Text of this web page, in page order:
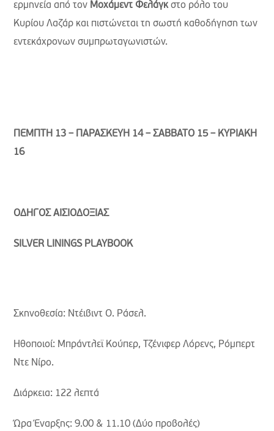
ερμηνεία από τον Μοχάμεντ Φελάγκστο ρόλο του
Κυρίου Λαζάρ και πιστώνεται τη σωστή καθοδήγηση των
εντεκάχρονων συμπρωταγωνιστών.
ΠΕΜΠΤΗ 13 – ΠΑΡΑΣΚΕΥΗ 14 – ΣΑΒΒΑΤΟ 15 – ΚΥΡΙΑΚΗ
16
ΟΔΗΓΟΣ ΑΙΣΙΟΔΟΞΙΑΣ
SILVER LININGS PLAYBOOK
Σκηνοθεσία: Ντέιβιντ Ο. Ράσελ.
Ηθοποιοί: Μπράντλεϊ Κούπερ, Τζένιφερ Λόρενς, Ρόμπερτ
Ντε Νίρο.
Διάρκεια: 122 λεπτά
Ώρα Έναρξης: 9.00 & 11.10 (Δύο προβολές)